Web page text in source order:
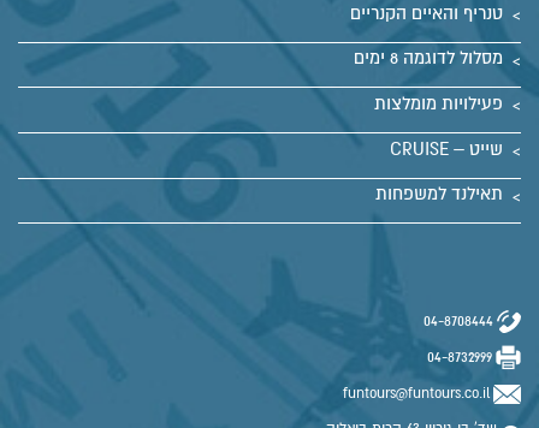
טנריף והאיים הקנריים
מסלול לדוגמה 8 ימים
פעילויות מומלצות
שייט – CRUISE
תאילנד למשפחות
04-8708444
04-8732999
funtours@funtours.co.il